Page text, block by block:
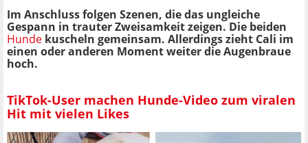
Im Anschluss folgen Szenen, die das ungleiche
Gespann in trauter Zweisamkeit zeigen. Die beiden
Hunde kuscheln gemeinsam. Allerdings zieht Cali im
einen oder anderen Moment weiter die Augenbraue
hoch.
TikTok-User machen Hunde-Video zum viralen
Hit mit vielen Likes